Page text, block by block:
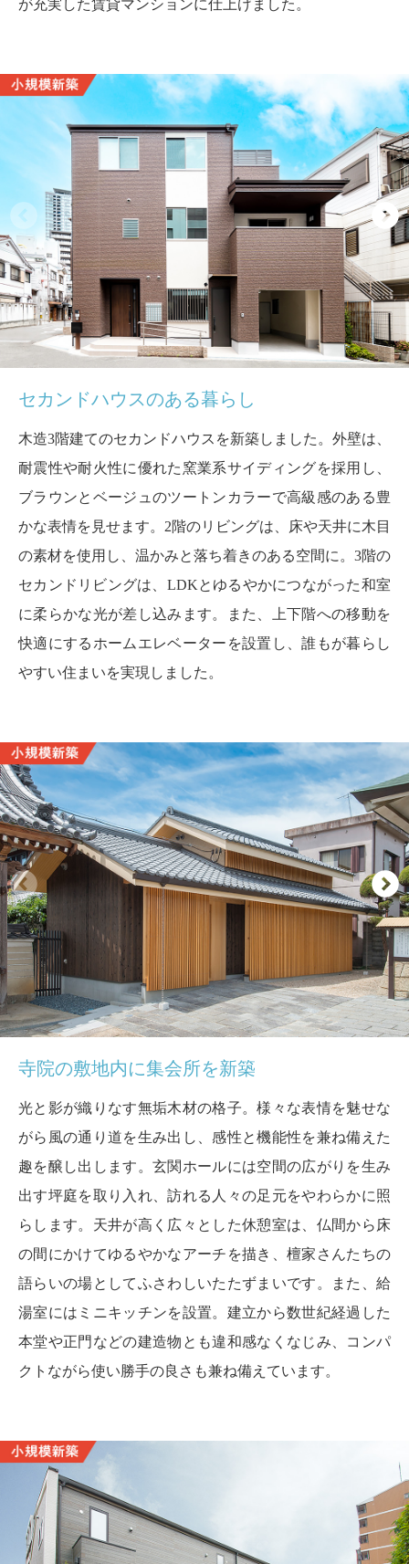
が充実した賃貸マンションに仕上げました。
セカンドハウスのある暮らし
木造3階建てのセカンドハウスを新築しました。外壁は、
耐震性や耐火性に優れた窯業系サイディングを採用し、
ブラウンとベージュのツートンカラーで高級感のある豊
かな表情を見せます。2階のリビングは、床や天井に木目
の素材を使用し、温かみと落ち着きのある空間に。3階の
セカンドリビングは、LDKとゆるやかにつながった和室
に柔らかな光が差し込みます。また、上下階への移動を
快適にするホームエレベーターを設置し、誰もが暮らし
やすい住まいを実現しました。
寺院の敷地内に集会所を新築
光と影が織りなす無垢木材の格子。様々な表情を魅せな
がら風の通り道を生み出し、感性と機能性を兼ね備えた
趣を醸し出します。玄関ホールには空間の広がりを生み
出す坪庭を取り入れ、訪れる人々の足元をやわらかに照
らします。天井が高く広々とした休憩室は、仏間から床
の間にかけてゆるやかなアーチを描き、檀家さんたちの
語らいの場としてふさわしいたたずまいです。また、給
湯室にはミニキッチンを設置。建立から数世紀経過した
本堂や正門などの建造物とも違和感なくなじみ、コンパ
クトながら使い勝手の良さも兼ね備えています。